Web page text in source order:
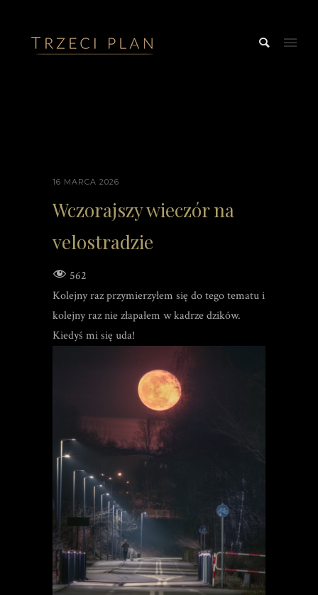
16 MARCA 2026
Wczorajszy wieczór na
velostradzie
562
Kolejny raz przymierzyłem się do tego tematu i
kolejny raz nie złapałem w kadrze dzików.
Kiedyś mi się uda!